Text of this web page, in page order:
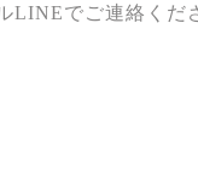
LINEでご連絡くだ